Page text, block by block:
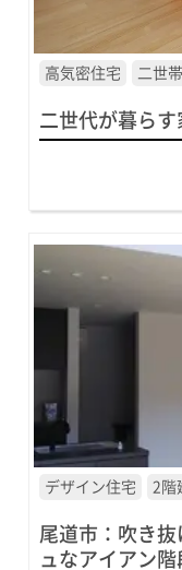
高気密住宅 二世
二世代が暮らす
デザイン住宅 2階
尾道市：吹き
ュなアイアン